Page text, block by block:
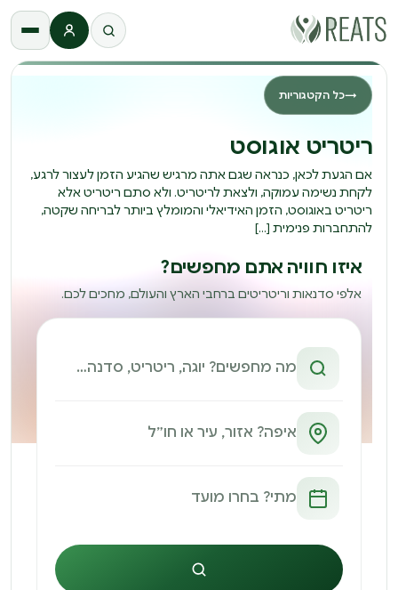
התחברות
→כל הקטגוריות
ריטריט אוגוסט
אם הגעת לכאן, כנראה שגם אתה מרגיש שהגיע הזמן לעצור לרגע,
לקחת נשימה עמוקה, ולצאת לריטריט. ולא סתם ריטריט אלא
ריטריט באוגוסט, הזמן האידיאלי והמומלץ ביותר לבריחה שקטה,
להתחברות פנימית […]
איזו חוויה אתם מחפשים?
אלפי סדנאות וריטריטים ברחבי הארץ והעולם, מחכים לכם.
חיפוש